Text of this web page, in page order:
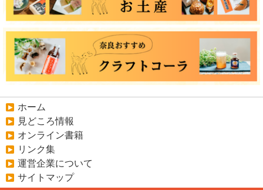
ホーム
見どころ情報
オンライン書籍
リンク集
運営企業について
サイトマップ